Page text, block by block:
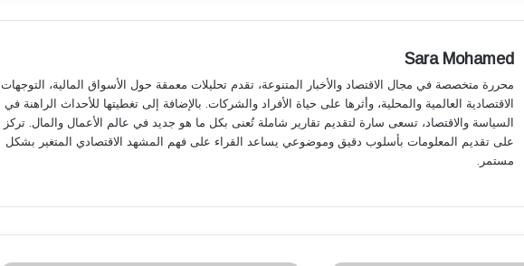
Sara Mohamed
محررة متخصصة في مجال الاقتصاد والأخبار المتنوعة، تقدم تحليلات معمقة حول الأسواق المالية، التوجهات
الاقتصادية العالمية والمحلية، وأثرها على حياة الأفراد والشركات. بالإضافة إلى تغطيتها للأحداث الراهنة في
السياسة والاقتصاد، تسعى سارة لتقديم تقارير شاملة تُعنى بكل ما هو جديد في عالم الأعمال والمال. تركز
على تقديم المعلومات بأسلوب دقيق وموضوعي يساعد القراء على فهم المشهد الاقتصادي المتغير بشكل
مستمر.